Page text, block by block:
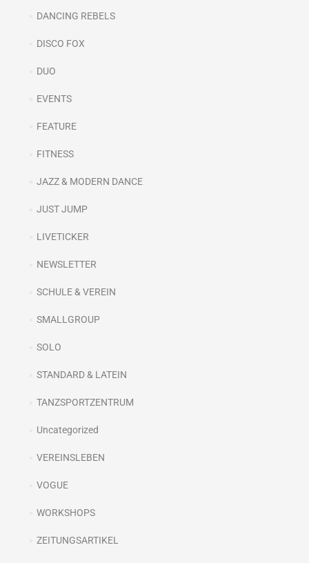
DANCING REBELS
DISCO FOX
DUO
EVENTS
FEATURE
FITNESS
JAZZ & MODERN DANCE
JUST JUMP
LIVETICKER
NEWSLETTER
SCHULE & VEREIN
SMALLGROUP
SOLO
STANDARD & LATEIN
TANZSPORTZENTRUM
Uncategorized
VEREINSLEBEN
VOGUE
WORKSHOPS
ZEITUNGSARTIKEL